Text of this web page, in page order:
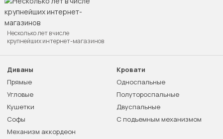
Несколько лет в числе
крупнейших интернет-магазинов
Диваны
Прямые
Угловые
Кушетки
Софы
Механизм аккордеон
Кровати
Односпальные
Полутороспальные
Двуспальные
С подъемным механизмом